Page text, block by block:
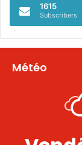
1615
Subscribers
Météo